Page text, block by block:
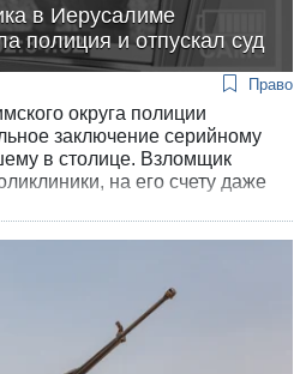
в Иерусалиме
полиция и отпускал суд
Право
округа полиции
заключение серийному
в столице. Взломщик
на его счету даже
арестовывала преступника,